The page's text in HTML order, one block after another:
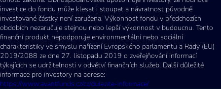
investice do fondu může klesat i stoupat a návratnost původně
investované částky není zaručena. Výkonnost fondu v předchozích
obdobích nezaručuje stejnou nebo lepší výkonnost v budoucnu. Tento
finanční produkt nepodporuje environmentální nebo sociální
charakteristiky ve smyslu nařízení Evropského parlamentu a Rady (EU)
2019/2088 ze dne 27. listopadu 2019 o zveřejňování informací
týkajících se udržitelnosti v odvětví finančních služeb. Další důležité
informace pro investory na adrese:
https://www.avantfunds.cz/cz/dulezite-informace/